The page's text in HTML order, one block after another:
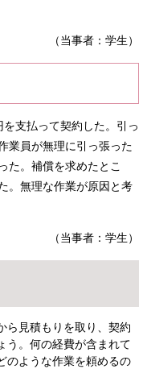
（当事者：学生）
支払って契約した。引っ
業員が無理に引っ張った
た。補償を求めたとこ
。無理な作業が原因と考
（当事者：学生）
ら見積もりを取り、契約
う。何の経費が含まれて
のような作業を頼めるの